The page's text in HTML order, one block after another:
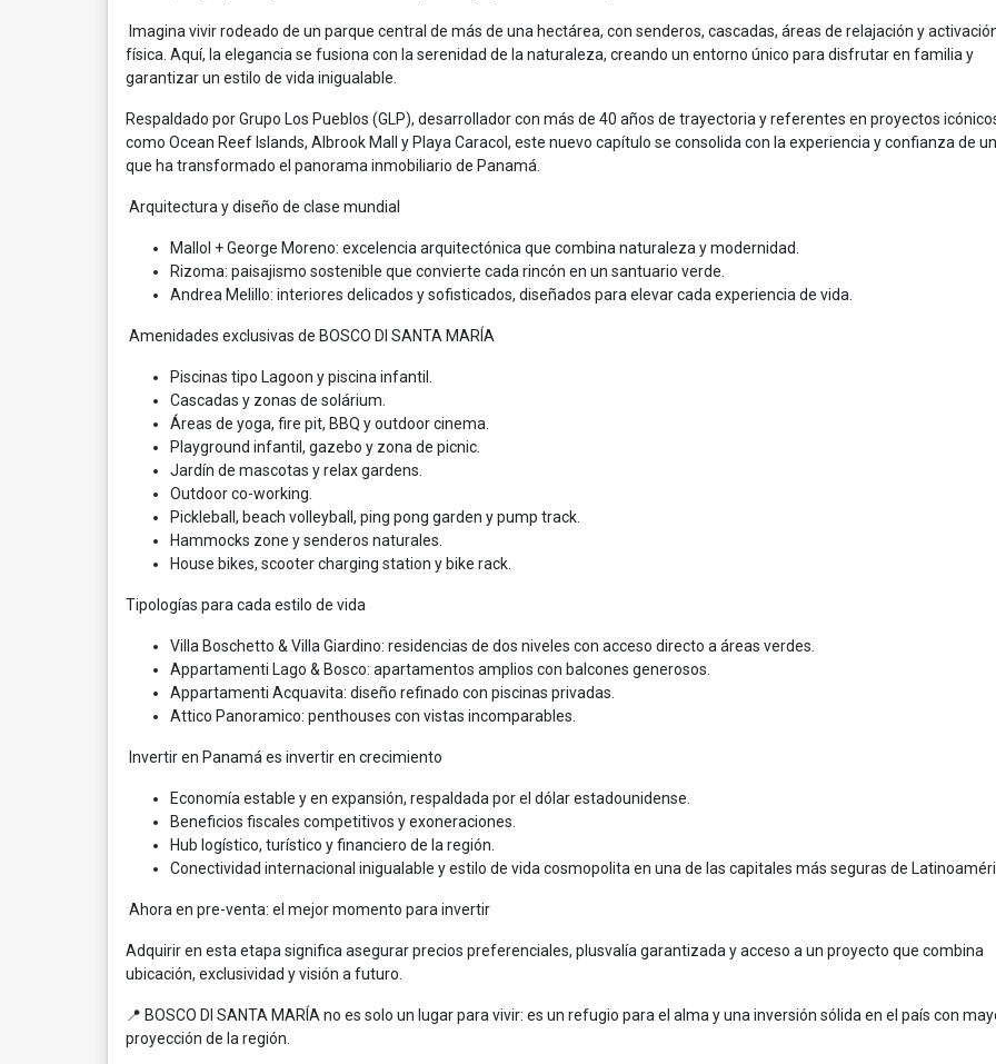
Imagina vivir rodeado de un parque central de más de una hectárea, con senderos, cascadas, áreas de relajación y
física. Aquí, la elegancia se fusiona con la serenidad de la naturaleza, creando un entorno único para disfrutar en familia y
garantizar un estilo de vida inigualable.
Respaldado por Grupo Los Pueblos (GLP), desarrollador con más de 40 años de trayectoria y referentes en proyectos
como Ocean Reef Islands, Albrook Mall y Playa Caracol, este nuevo capítulo se consolida con la experiencia y confianza de
que ha transformado el panorama inmobiliario de Panamá.
Arquitectura y diseño de clase mundial
Mallol + George Moreno: excelencia arquitectónica que combina naturaleza y modernidad.
Rizoma: paisajismo sostenible que convierte cada rincón en un santuario verde.
Andrea Melillo: interiores delicados y sofisticados, diseñados para elevar cada experiencia de vida.
Amenidades exclusivas de BOSCO DI SANTA MARÍA
Piscinas tipo Lagoon y piscina infantil.
Cascadas y zonas de solárium.
Áreas de yoga, fire pit, BBQ y outdoor cinema.
Playground infantil, gazebo y zona de picnic.
Jardín de mascotas y relax gardens.
Outdoor co-working.
Pickleball, beach volleyball, ping pong garden y pump track.
Hammocks zone y senderos naturales.
House bikes, scooter charging station y bike rack.
Tipologías para cada estilo de vida
Villa Boschetto & Villa Giardino: residencias de dos niveles con acceso directo a áreas verdes.
Appartamenti Lago & Bosco: apartamentos amplios con balcones generosos.
Appartamenti Acquavita: diseño refinado con piscinas privadas.
Attico Panoramico: penthouses con vistas incomparables.
Invertir en Panamá es invertir en crecimiento
Economía estable y en expansión, respaldada por el dólar estadounidense.
Beneficios fiscales competitivos y exoneraciones.
Hub logístico, turístico y financiero de la región.
Conectividad internacional inigualable y estilo de vida cosmopolita en una de las capitales más seguras de
Ahora en pre-venta: el mejor momento para invertir
Adquirir en esta etapa significa asegurar precios preferenciales, plusvalía garantizada y acceso a un proyecto que combina
ubicación, exclusividad y visión a futuro.
📍 BOSCO DI SANTA MARÍA no es solo un lugar para vivir: es un refugio para el alma y una inversión sólida en el país con
proyección de la región.